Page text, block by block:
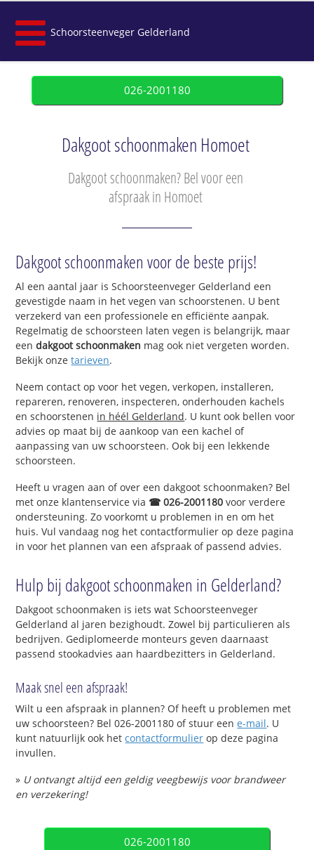
Schoorsteenveger Gelderland
026-2001180
Dakgoot schoonmaken Homoet
Dakgoot schoonmaken? Bel voor een
afspraak in Homoet
Dakgoot schoonmaken voor de beste prijs!
Al een aantal jaar is Schoorsteenveger Gelderland een
gevestigde naam in het vegen van schoorstenen. U bent
verzekerd van een professionele en efficiënte aanpak.
Regelmatig de schoorsteen laten vegen is belangrijk, maar
eendakgoot schoonmaken mag ook niet vergeten worden.
Bekijk onzetarieven.
Neem contact op voor het vegen, verkopen, installeren,
repareren, renoveren, inspecteren, onderhouden kachels
en schoorstenen in héél Gelderland. U kunt ook bellen voor
advies op maat bij de aankoop van een kachel of
aanpassing van uw schoorsteen. Ook bij een lekkende
schoorsteen.
Heeft u vragen aan of over een dakgoot schoonmaken? Bel
met onze klantenservice via ☎ 026-2001180 voor verdere
ondersteuning. Zo voorkomt u problemen in en om het
huis. Vul vandaag nog het contactformulier op deze pagina
in voor het plannen van een afspraak of passend advies.
Hulp bij dakgoot schoonmaken in Gelderland?
Dakgoot schoonmaken is iets wat Schoorsteenveger
Gelderland al jaren bezighoudt. Zowel bij particulieren als
bedrijven. Gediplomeerde monteurs geven daarnaast
passend stookadvies aan haardbezitters in Gelderland.
Maak snel een afspraak!
Wilt u een afspraak in plannen? Of heeft u problemen met
uw schoorsteen? Bel 026-2001180 of stuur eene-mail. U
kunt natuurlijk ook hetcontactformulier op deze pagina
invullen.
» U ontvangt altijd een geldig veegbewijs voor brandweer
en verzekering!
026-2001180